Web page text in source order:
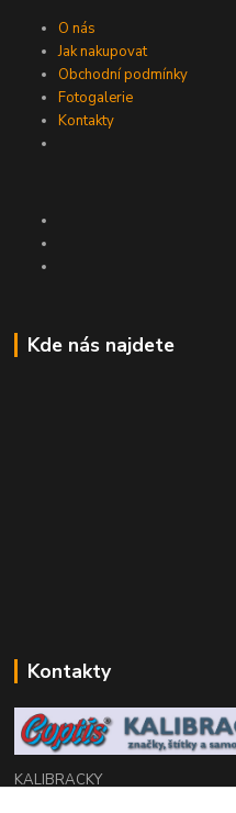
O nás
Jak nakupovat
Obchodní podmínky
Fotogalerie
Kontakty
Kde nás najdete
Kontakty
KALIBRACKY